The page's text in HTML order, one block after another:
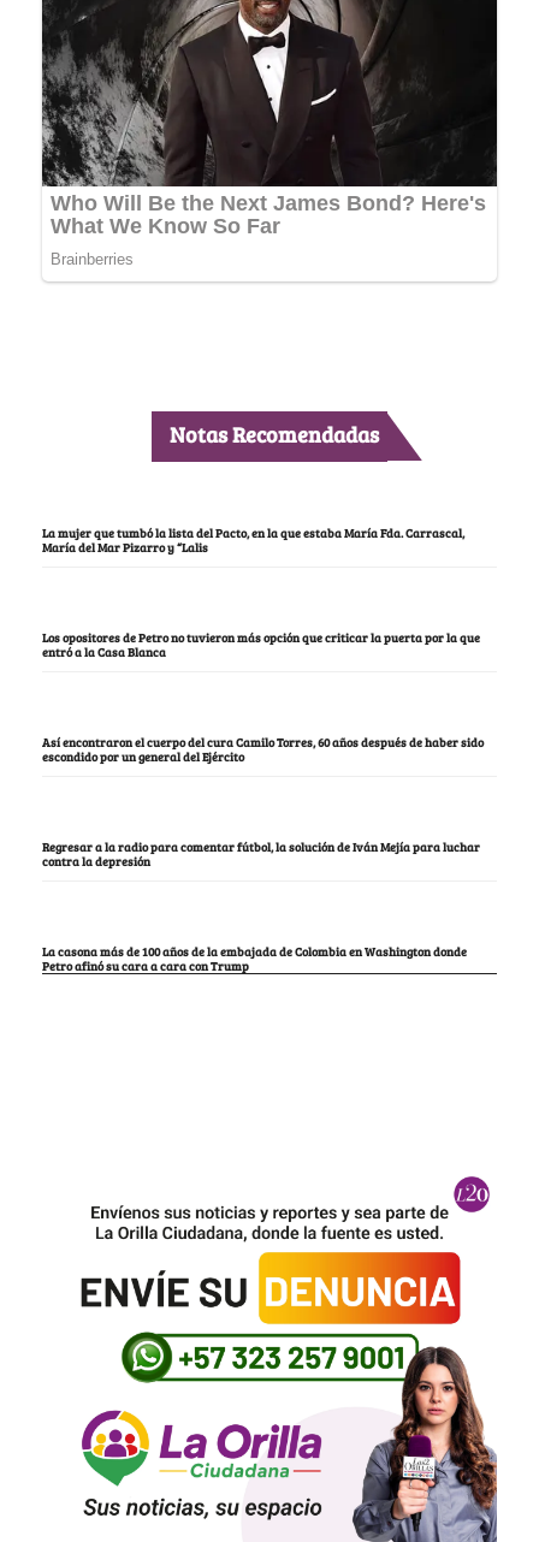
Notas Recomendadas
La mujer que tumbó la lista del Pacto, en la que estaba María Fda. Carrascal,
María del Mar Pizarro y “Lalis
Los opositores de Petro no tuvieron más opción que criticar la puerta por la que
entró a la Casa Blanca
Así encontraron el cuerpo del cura Camilo Torres, 60 años después de haber sido
escondido por un general del Ejército
Regresar a la radio para comentar fútbol, la solución de Iván Mejía para luchar
contra la depresión
La casona más de 100 años de la embajada de Colombia en Washington donde
Petro afinó su cara a cara con Trump